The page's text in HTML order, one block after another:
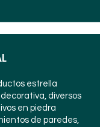
estrella
diversos
en piedra
de paredes,